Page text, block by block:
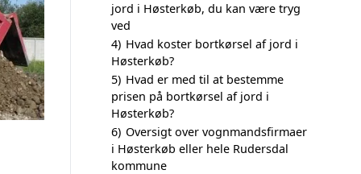
jord i Høsterkøb, du kan være tryg
ved
4) Hvad koster bortkørsel af jord i
Høsterkøb?
5) Hvad er med til at bestemme
prisen på bortkørsel af jord i
Høsterkøb?
6) Oversigt over vognmandsfirmaer
i Høsterkøb eller hele Rudersdal
kommune